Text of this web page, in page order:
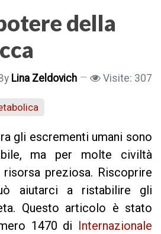
della
Lina Zeldovich Visite: 307
gli escrementi umani sono
ma per molte civiltà
risorsa preziosa. Riscoprire
aiutarci a ristabilire gli
Questo articolo è stato
1470 di
Internazionale